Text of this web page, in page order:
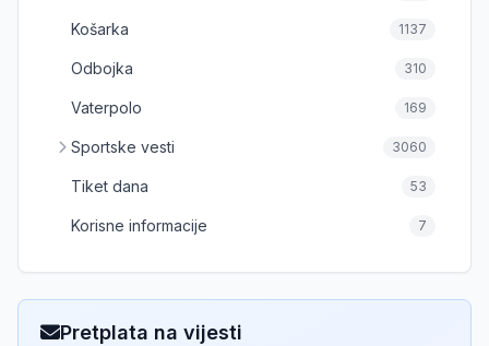
Košarka 1137
Odbojka 310
Vaterpolo 169
Sportske vesti 3060
Tiket dana 53
Korisne informacije 7
Pretplata na vijesti